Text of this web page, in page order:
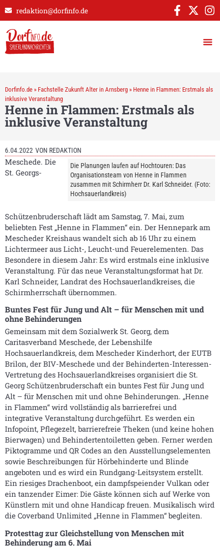
redaktion@dorfinfo.de
Dorfinfo.de » Fachstelle Zukunft Alter in Arnsberg » Henne in Flammen: Erstmals als
inklusive Veranstaltung
Henne in Flammen: Erstmals als
inklusive Veranstaltung
6.04.2022 VON REDAKTION
Die Planungen laufen auf Hochtouren: Das
Organisationsteam von Henne in Flammen
zusammen mit Schirmherr Dr. Karl Schneider. (Foto:
Hochsauerlandkreis)
Meschede. Die
St. Georgs-
Schützenbruderschaft lädt am Samstag, 7. Mai, zum
beliebten Fest „Henne in Flammen“ ein. Der Hennepark am
Mescheder Kreishaus wandelt sich ab 16 Uhr zu einem
Lichtermeer aus Licht-, Leucht-und Feuerelementen. Das
Besondere in diesem Jahr: Es wird erstmals eine inklusive
Veranstaltung. Für das neue Veranstaltungsformat hat Dr.
Karl Schneider, Landrat des Hochsauerlandkreises, die
Schirmherrschaft übernommen.
Buntes Fest für Jung und Alt – für Menschen mit und
ohne Behinderungen
Gemeinsam mit dem Sozialwerk St. Georg, dem
Caritasverband Meschede, der Lebenshilfe
Hochsauerlandkreis, dem Mescheder Kinderhort, der EUTB
Brilon, der BIV-Meschede und der Behinderten-Interessen-
Vertretung des Hochsauerlandkreises organisiert die St.
Georg Schützenbruderschaft ein buntes Fest für Jung und
Alt – für Menschen mit und ohne Behinderungen. „Henne
in Flammen“ wird vollständig als barrierefrei und
integrative Veranstaltung durchgeführt. Es werden ein
Infopoint, Pflegezelt, barrierefreie Theken (und keine hohen
Bierwagen) und Behindertentoiletten geben. Ferner werden
Piktogramme und QR Codes an den Ausstellungselementen
sowie Beschreibungen für Hörbehinderte und Blinde
angeboten und es wird ein Rundgang-Leitsystem erstellt.
Ein riesiges Drachenboot, ein dampfspeiender Vulkan oder
ein tanzender Eimer: Die Gäste können sich auf Werke von
Künstlern mit und ohne Handicap freuen. Musikalisch wird
die Coverband Unlimited „Henne in Flammen“ begleiten.
Protesttag zur Gleichstellung von Menschen mit
Behinderung am 6. Mai